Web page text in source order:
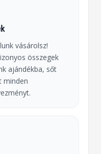
vásárolsz!
összegek
ajándékba, sőt
minden